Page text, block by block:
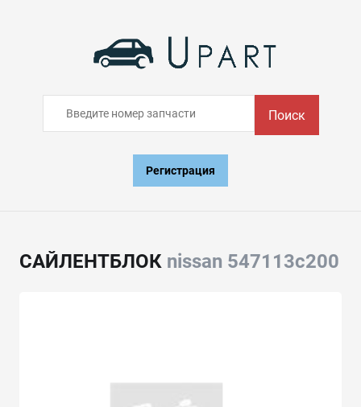
Поиск
Регистрация
САЙЛЕНТБЛОК nissan 547113c200